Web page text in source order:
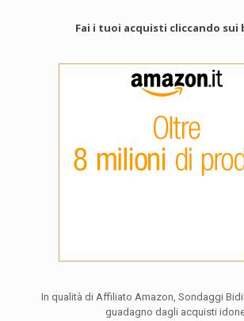
Fai i tuoi acquisti cliccando sui
In qualità di Affiliato Amazon, Sondaggi
guadagno dagli acquisti